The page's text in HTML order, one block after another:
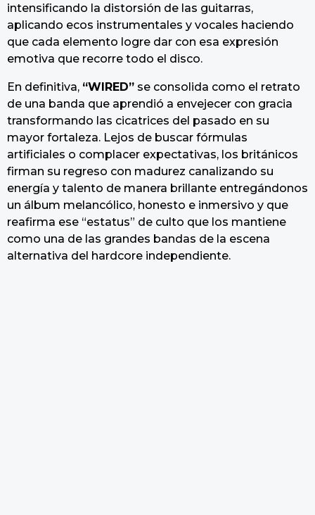
intensificando la distorsión de las guitarras,
aplicando ecos instrumentales y vocales haciendo
que cada elemento logre dar con esa expresión
emotiva que recorre todo el disco.
En definitiva, “WIRED” se consolida como el retrato
de una banda que aprendió a envejecer con gracia
transformando las cicatrices del pasado en su
mayor fortaleza. Lejos de buscar fórmulas
artificiales o complacer expectativas, los británicos
firman su regreso con madurez canalizando su
energía y talento de manera brillante entregándonos
un álbum melancólico, honesto e inmersivo y que
reafirma ese “estatus” de culto que los mantiene
como una de las grandes bandas de la escena
alternativa del hardcore independiente.